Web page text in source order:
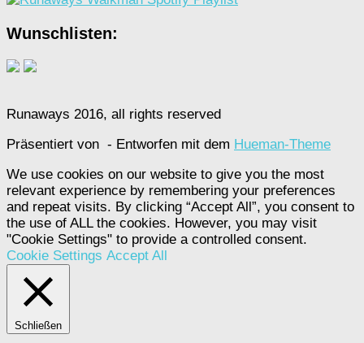
Wunschlisten:
Runaways 2016, all rights reserved
Präsentiert von - Entworfen mit dem Hueman-Theme
We use cookies on our website to give you the most
relevant experience by remembering your preferences
and repeat visits. By clicking “Accept All”, you consent to
the use of ALL the cookies. However, you may visit
"Cookie Settings" to provide a controlled consent.
Cookie Settings Accept All
Schließen